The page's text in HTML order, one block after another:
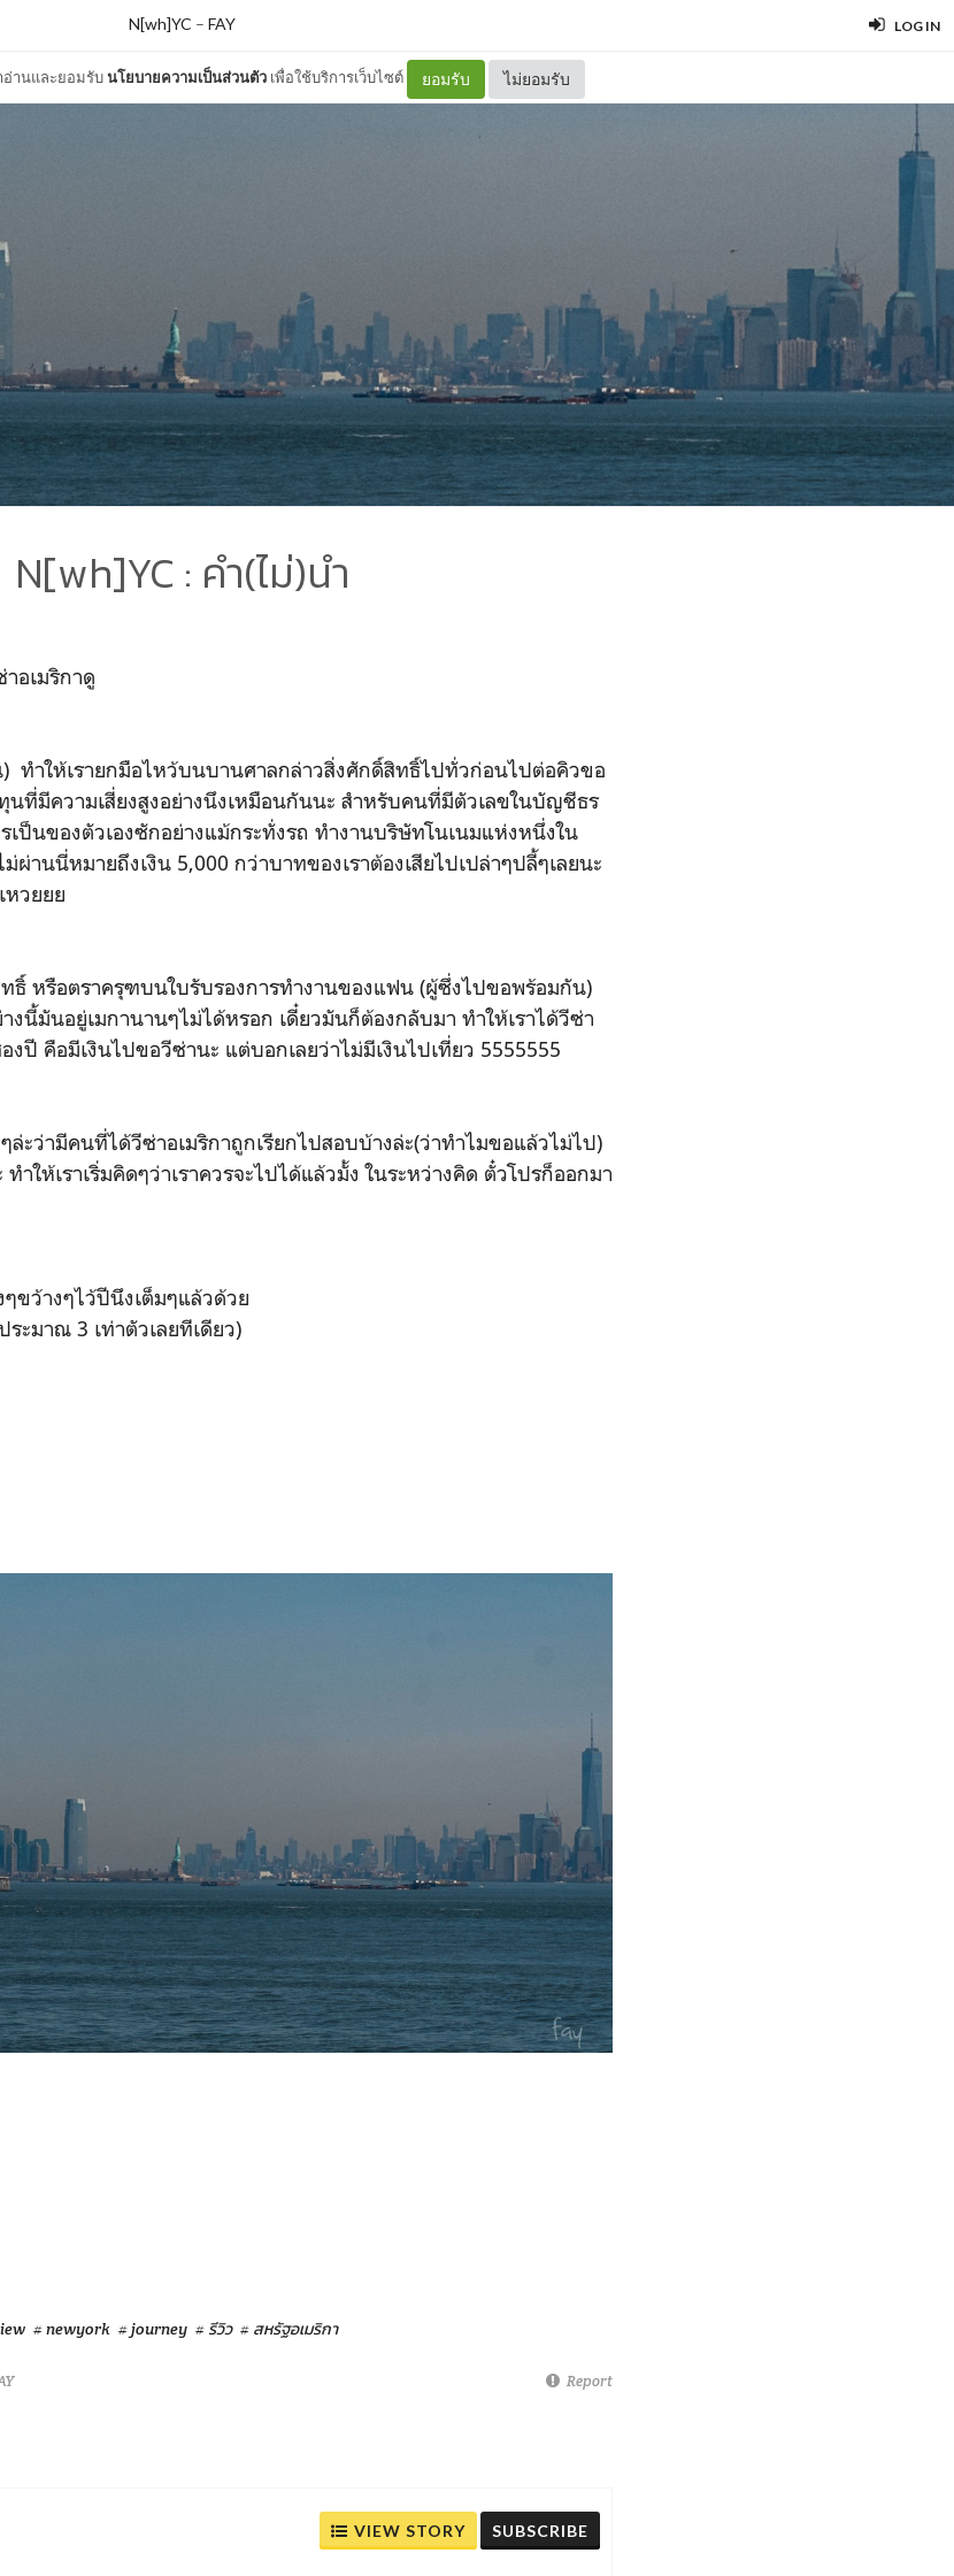
LOG IN
อ่านและยอมรับนโยบายความเป็นส่วนตัว เพื่อใช้บริการเว็บไซต์ ยอมรับ ไม่ยอมรับ
N[wh]YC – FAY
N[wh]YC : คำ(ไม่)นำ
อเมริกาดู
ทำให้เรายกมือไหว้บนบานศาลกล่าวสิ่งศักดิ์สิทธิ์ไปทั่วก่อนไปต่อคิวขอ
นที่มีความเสี่ยงสูงอย่างนึงเหมือนกันนะ สำหรับคนที่มีตัวเลขในบัญชีธร
เป็นของตัวเองซักอย่างแม้กระทั่งรถ ทำงานบริษัทโนเนมแห่งหนึ่งใน
านนี่หมายถึงเงิน 5,000 กว่าบาทของเราต้องเสียไปเปล่าๆปลี้ๆเลยนะ
หวยยย
ธิ์ หรือตราครุฑบนใบรับรองการทำงานของแฟน (ผู้ซึ่งไปขอพร้อมกัน)
งนี้มันอยู่เมกานานๆไม่ได้หรอก เดี๋ยวมันก็ต้องกลับมา ทำให้เราได้วีซ่า
งปี คือมีเงินไปขอวีซ่านะ แต่บอกเลยว่าไม่มีเงินไปเที่ยว 5555555
ล่ะว่ามีคนที่ได้วีซ่าอเมริกาถูกเรียกไปสอบบ้างล่ะ(ว่าทำไมขอแล้วไม่ไป)
ให้เราเริ่มคิดๆว่าเราควรจะไปได้แล้วมั้ง ในระหว่างคิด ตั๋วโปรก็ออกมา
ขว้างๆไว้ปีนึงเต็มๆแล้วด้วย
ะมาณ 3 เท่าตัวเลยทีเดียว)
# newyork # journey # รีวิว # สหรัฐอเมริกา
Report
VIEW STORY SUBSCRIBE